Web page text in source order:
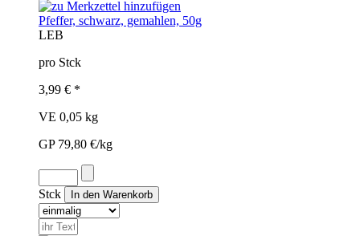
Pfeffer, schwarz, gemahlen, 50g
LEB
pro Stck
3,99 € *
VE 0,05 kg
GP 79,80 €/kg
Stck